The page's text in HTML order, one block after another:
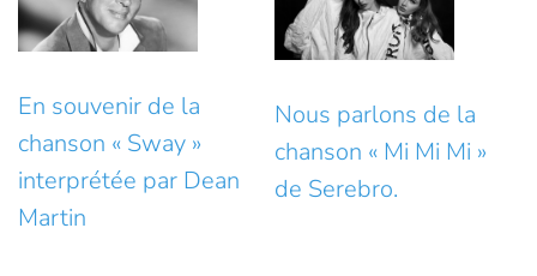
En souvenir de la
chanson « Sway »
interprétée par Dean
Martin
Nous parlons de la
chanson « Mi Mi Mi »
de Serebro.